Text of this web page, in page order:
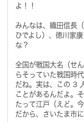
よ！！
みんなは、織田信長
ひでよし）、徳川家
な？
全国が戦国大名（せ
らそっていた戦国時
だね。実は、この 3
ことがあるんだよ。
たって江戸（えど。
だから、さいたま市